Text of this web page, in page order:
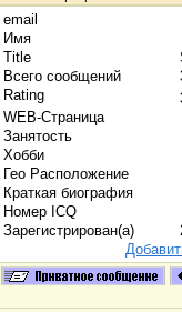
email
Имя
Title
Всего сообщений
Rating
WEB-Страница
Занятость
Хобби
Гео Расположение
Краткая биография
Номер ICQ
Зарегистрирован(а)